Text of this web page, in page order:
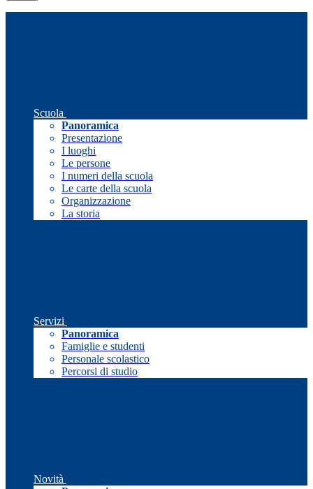
Scuola
Panoramica
Presentazione
I luoghi
Le persone
I numeri della scuola
Le carte della scuola
Organizzazione
La storia
Servizi
Panoramica
Famiglie e studenti
Personale scolastico
Percorsi di studio
Novità